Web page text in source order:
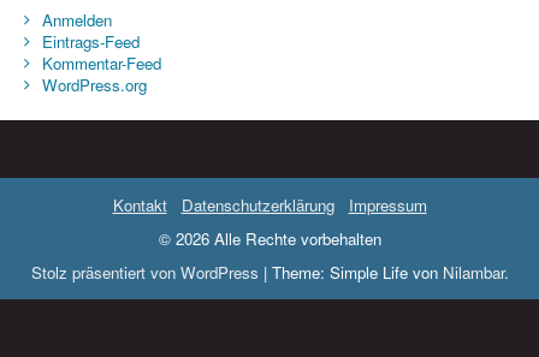
Anmelden
Eintrags-Feed
Kommentar-Feed
WordPress.org
Kontakt Datenschutzerklärung
Impressum
© 2026 Alle Rechte vorbehalten
Stolz präsentiert von WordPress | Theme: Simple Life von Nilambar.